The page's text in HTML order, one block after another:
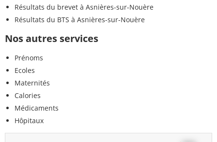
Résultats du brevet à Asnières-sur-Nouère
Résultats du BTS à Asnières-sur-Nouère
Nos autres services
Prénoms
Ecoles
Maternités
Calories
Médicaments
Hôpitaux